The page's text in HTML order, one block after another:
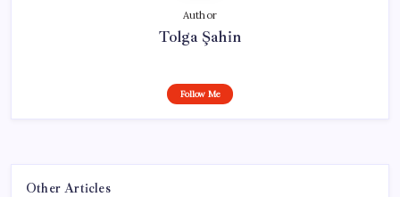
Author
Tolga Şahin
Follow Me
Other Articles